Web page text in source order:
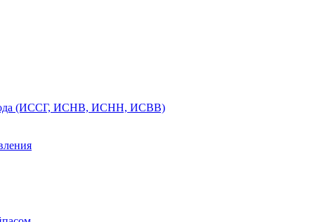
(ИССГ, ИСНВ, ИСНН, ИСВВ)